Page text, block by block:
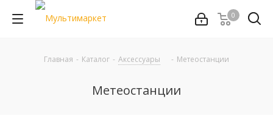
0
Главная - Каталог - Аксессуары - Метеостанции
Метеостанции